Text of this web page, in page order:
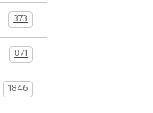
373
871
1846